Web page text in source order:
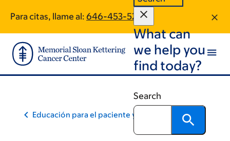
main
content
footer
Para citas, llame al: 646-453-5289
What can
we help you
find today?
Search
Educación para el paciente y la comunidad